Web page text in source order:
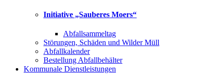
Initiative „Sauberes Moers“
Abfallsammeltag
Störungen, Schäden und Wilder Müll
Abfallkalender
Bestellung Abfallbehälter
Kommunale Dienstleistungen